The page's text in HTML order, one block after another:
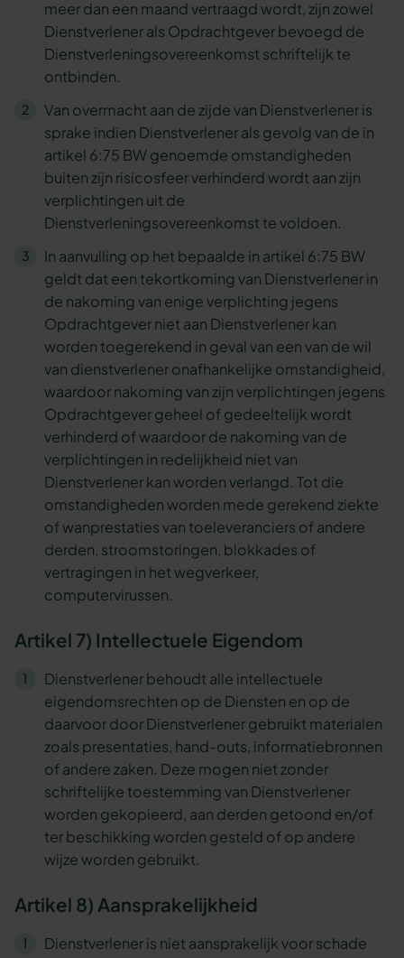
meer dan een maand vertraagd wordt, zijn zowel
Dienstverlener als Opdrachtgever bevoegd de
Dienstverleningsovereenkomst schriftelijk te
ontbinden.
Van overmacht aan de zijde van Dienstverlener is
sprake indien Dienstverlener als gevolg van de in
artikel 6:75 BW genoemde omstandigheden
buiten zijn risicosfeer verhinderd wordt aan zijn
verplichtingen uit de
Dienstverleningsovereenkomst te voldoen.
In aanvulling op het bepaalde in artikel 6:75 BW
geldt dat een tekortkoming van Dienstverlener in
de nakoming van enige verplichting jegens
Opdrachtgever niet aan Dienstverlener kan
worden toegerekend in geval van een van de wil
van dienstverlener onafhankelijke omstandigheid,
waardoor nakoming van zijn verplichtingen jegens
Opdrachtgever geheel of gedeeltelijk wordt
verhinderd of waardoor de nakoming van de
verplichtingen in redelijkheid niet van
Dienstverlener kan worden verlangd. Tot die
omstandigheden worden mede gerekend ziekte
of wanprestaties van toeleveranciers of andere
derden, stroomstoringen, blokkades of
vertragingen in het wegverkeer,
computervirussen.
Artikel 7) Intellectuele Eigendom
Dienstverlener behoudt alle intellectuele
eigendomsrechten op de Diensten en op de
daarvoor door Dienstverlener gebruikt materialen
zoals presentaties, hand-outs, informatiebronnen
of andere zaken. Deze mogen niet zonder
schriftelijke toestemming van Dienstverlener
worden gekopieerd, aan derden getoond en/of
ter beschikking worden gesteld of op andere
wijze worden gebruikt.
Artikel 8) Aansprakelijkheid
Dienstverlener is niet aansprakelijk voor schade